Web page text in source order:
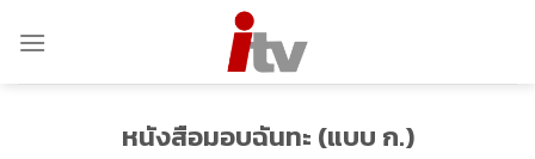
หนังสือมอบฉันทะ (แบบ ก.)